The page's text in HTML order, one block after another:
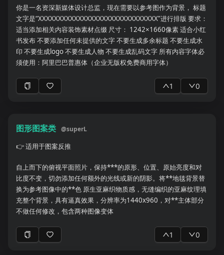
出作者在Discussion中承认的局限性。 #### 你识别出的潜在局限
性 重点检查： * 样本量是否足够 * 是否存在选择偏倚 * 是否为单中
心研究 * 是否缺少外部验证 * 是否存在数据泄漏 * 是否过度拟合 *
混杂因素是否充分调整 * 阈值是否由同一数据集确定 * 多重比较是
否校正 * 缺失数据如何处理 * 影像参数是否统一 * ROI是否存在主
观性 * 结果是否可以推广 * 统计显著是否等同于临床意义 * 结论是
数： * 是否说明软件及版本： * 是否公开代码： * 是否公开数据：
* 是否详细说明预处理流程： * 是否能够根据文献复现： * 复现时
析： 【在此填写我的研究主题】 重点回答： * 该文献可以支持我研
还是Limitations？ * 哪些方法可以直接借鉴？ * 哪些指标可以作为
型值得参考？ * 哪些地方不适合直接套用到我的数据？ * 如果将该
方法用于我的研究对象，需要做哪些调整？ * 该文献可以支持哪些
具体论述？ * 是否适合作为核心参考文献？ 最后给出推荐等级： *
强烈推荐引用 * 推荐引用 * 可作为补充引用 * 相关性较低 * 不建议
引用 并说明理由。 ## 三、多篇文献横向比较 完成逐篇整理后，请
制作一个文献比较表，至少包括： | 文献 | 年份 | 研究类型 | 研究
对象 | 样本量 | 影像类型 | 核心指标 | 分析方法 | 主要结果 | 优势
你是一名资深新媒体设计总监，现在需要以参考图作为背景， 标题
文字是“XXXXXXXXXXXXXXXXXXXXXXXXXXXXXX”进行排版 要求：
适当添加相关内容装饰素材点缀 尺寸： 1242×1660像素 适合小红
书发布 不要添加任何未提供的文字 不要生成多余标题 不要生成水
印 不要生成logo 不要生成人物 不要生成乱码文字 所有内容字体必
须使用：阿里巴巴普惠体（企业无版权免费商用字体）
1 0
图形图案类 @superL
👉适用于图案反推
自上而下的俯视平面照片，保持***的原形、位置、原始亮度和对
比度不变，切勿添加任何额外的光线或新的阴影。将**地毯背景替
换为参考图像中的**色 原生亚麻织物质感，无缝编织的亚麻纹理填
充整个背景，具有逼真效果，分辨率为1440x960，对**主体部分
不做任何修改，包含两种图像变体
1 0